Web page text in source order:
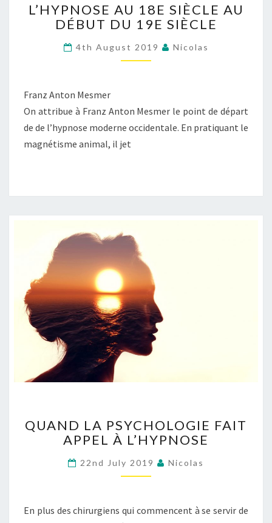
AU
18E
AU
DÉBUT
L’HYPNOSE AU 18E SIÈCLE AU
DÉBUT DU 19E SIÈCLE
4th August 2019 Nicolas
Franz Anton Mesmer
On attribue à Franz Anton Mesmer le point de départ
de de l’hypnose moderne occidentale. En pratiquant le
magnétisme animal, il jet
LA
PSYCHOLOGIE
APPEL
À
QUAND LA PSYCHOLOGIE FAIT
APPEL À L’HYPNOSE
22nd July 2019 Nicolas
En plus des chirurgiens qui commencent à se servir de